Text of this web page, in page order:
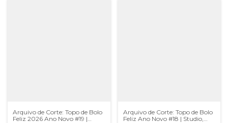
Arquivo de Corte: Topo de Bolo
Feliz 2026 Ano Novo #19 |
Arquivo de Corte: Topo de Bolo
Feliz Ano Novo #18 | Studio,